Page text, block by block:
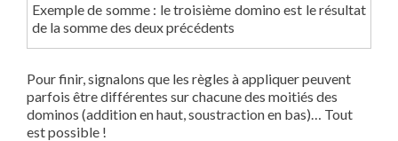
Exemple de somme : le troisième domino est le résultat
de la somme des deux précédents
Pour finir, signalons que les règles à appliquer peuvent
parfois être différentes sur chacune des moitiés des
dominos (addition en haut, soustraction en bas)… Tout
est possible !